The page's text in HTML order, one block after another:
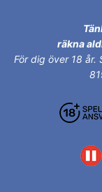
räkna
För dig över 18 år.